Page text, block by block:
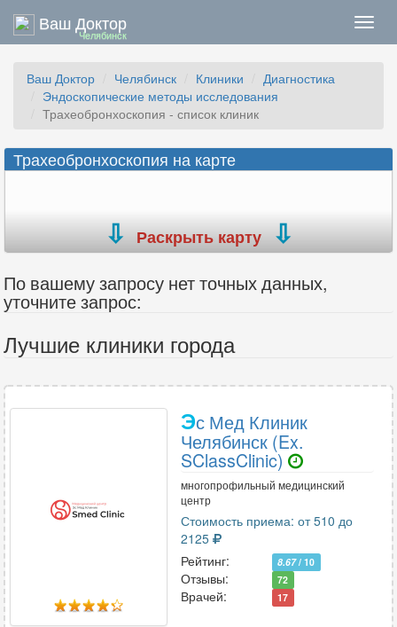
Ваш Доктор
Челябинск
Ваш Доктор Челябинск Клиники
Диагностика
Эндоскопические методы исследования
Трахеобронхоскопия - список клиник
Трахеобронхоскопия на карте
Раскрыть карту
По вашему запросу нет точных данных,
уточните запрос:
Лучшие клиники города
Эс Мед Клиник
Челябинск (Ex.
SClassClinic)
многопрофильный медицинский
центр
Стоимость приема: от 510 до
2125
Рейтинг:
8.67/ 10
Отзывы: 72
Врачей: 17